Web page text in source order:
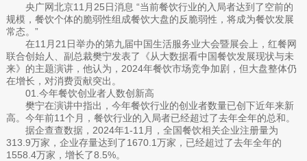
央广网北京11月25日消息 “当前餐饮行业的入局者达到了空前的
规模，餐饮个体的脆弱性组成餐饮大盘的反脆弱性，将成为餐饮发展
常态。”
在11月21日举办的第九届中国生活服务业大会暨展会上，红餐网
联合创始人、副总裁樊宁发表了《从大数据看中国餐饮发展现状与未
来》的主题演讲，他认为，2024年餐饮市场竞争加剧，但大盘整体仍
在增长，对消费贡献突出。
01.今年餐饮创业者人数创新高
樊宁在演讲中指出，今年餐饮行业的创业者数量已创下近年来新
高。今年前11个月，餐饮行业的入局者已经超过了去年全年的总和。
据企查查数据，2024年1-11月，全国餐饮相关企业注册量为
313.9万家，企业存量达到了1670.1万家，已经超过了去年全年的
1558.4万家，增长了8.5%。